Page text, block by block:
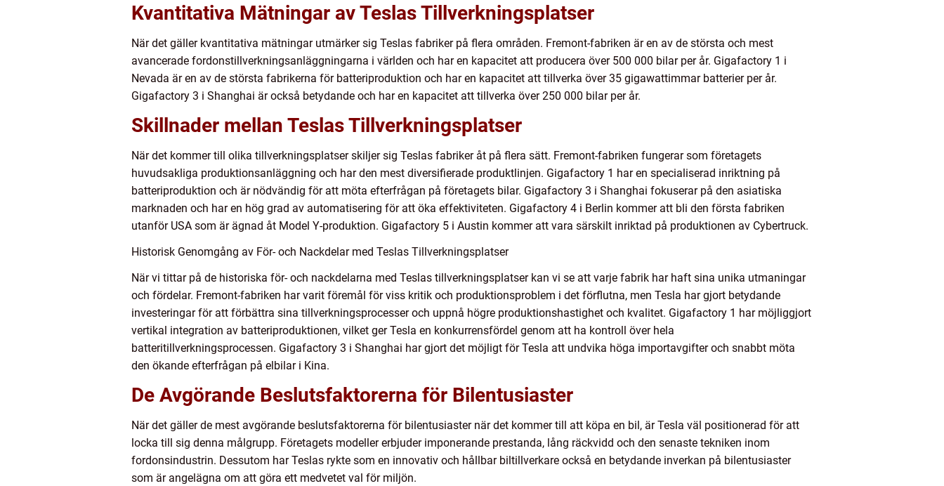
Kvantitativa Mätningar av Teslas Tillverkningsplatser
När det gäller kvantitativa mätningar utmärker sig Teslas fabriker på flera områden. Fremont-fabriken är en av de största och mest
avancerade fordonstillverkningsanläggningarna i världen och har en kapacitet att producera över 500 000 bilar per år. Gigafactory 1 i
Nevada är en av de största fabrikerna för batteriproduktion och har en kapacitet att tillverka över 35 gigawattimmar batterier per år.
Gigafactory 3 i Shanghai är också betydande och har en kapacitet att tillverka över 250 000 bilar per år.
Skillnader mellan Teslas Tillverkningsplatser
När det kommer till olika tillverkningsplatser skiljer sig Teslas fabriker åt på flera sätt. Fremont-fabriken fungerar som företagets
huvudsakliga produktionsanläggning och har den mest diversifierade produktlinjen. Gigafactory 1 har en specialiserad inriktning på
batteriproduktion och är nödvändig för att möta efterfrågan på företagets bilar. Gigafactory 3 i Shanghai fokuserar på den asiatiska
marknaden och har en hög grad av automatisering för att öka effektiviteten. Gigafactory 4 i Berlin kommer att bli den första fabriken
utanför USA som är ägnad åt Model Y-produktion. Gigafactory 5 i Austin kommer att vara särskilt inriktad på produktionen av Cybertruck.
Historisk Genomgång av För- och Nackdelar med Teslas Tillverkningsplatser
När vi tittar på de historiska för- och nackdelarna med Teslas tillverkningsplatser kan vi se att varje fabrik har haft sina unika utmaningar
och fördelar. Fremont-fabriken har varit föremål för viss kritik och produktionsproblem i det förflutna, men Tesla har gjort betydande
investeringar för att förbättra sina tillverkningsprocesser och uppnå högre produktionshastighet och kvalitet. Gigafactory 1 har möjliggjort
vertikal integration av batteriproduktionen, vilket ger Tesla en konkurrensfördel genom att ha kontroll över hela
batteritillverkningsprocessen. Gigafactory 3 i Shanghai har gjort det möjligt för Tesla att undvika höga importavgifter och snabbt möta
den ökande efterfrågan på elbilar i Kina.
De Avgörande Beslutsfaktorerna för Bilentusiaster
När det gäller de mest avgörande beslutsfaktorerna för bilentusiaster när det kommer till att köpa en bil, är Tesla väl positionerad för att
locka till sig denna målgrupp. Företagets modeller erbjuder imponerande prestanda, lång räckvidd och den senaste tekniken inom
fordonsindustrin. Dessutom har Teslas rykte som en innovativ och hållbar biltillverkare också en betydande inverkan på bilentusiaster
som är angelägna om att göra ett medvetet val för miljön.